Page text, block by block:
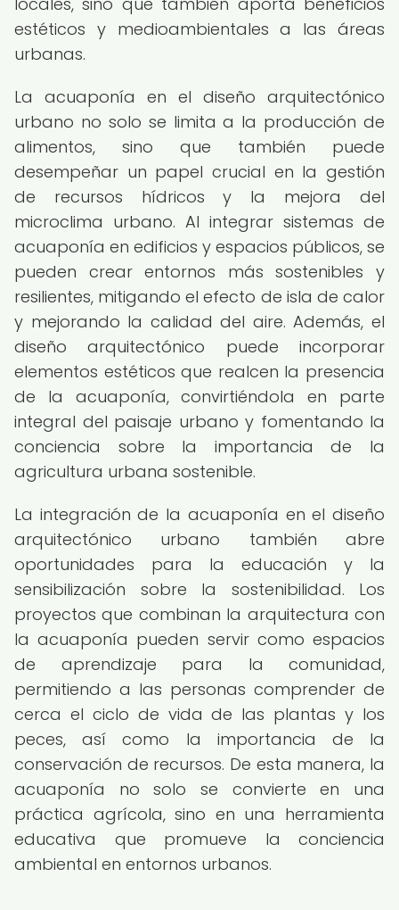
estéticos y medioambientales a las áreas
urbanas.
La acuaponía en el diseño arquitectónico
urbano no solo se limita a la producción de
alimentos, sino que también puede
desempeñar un papel crucial en la gestión
de recursos hídricos y la mejora del
microclima urbano. Al integrar sistemas de
acuaponía en edificios y espacios públicos, se
pueden crear entornos más sostenibles y
resilientes, mitigando el efecto de isla de calor
y mejorando la calidad del aire. Además, el
diseño arquitectónico puede incorporar
elementos estéticos que realcen la presencia
de la acuaponía, convirtiéndola en parte
integral del paisaje urbano y fomentando la
conciencia sobre la importancia de la
agricultura urbana sostenible.
La integración de la acuaponía en el diseño
arquitectónico urbano también abre
oportunidades para la educación y la
sensibilización sobre la sostenibilidad. Los
proyectos que combinan la arquitectura con
la acuaponía pueden servir como espacios
de aprendizaje para la comunidad,
permitiendo a las personas comprender de
cerca el ciclo de vida de las plantas y los
peces, así como la importancia de la
conservación de recursos. De esta manera, la
acuaponía no solo se convierte en una
práctica agrícola, sino en una herramienta
educativa que promueve la conciencia
ambiental en entornos urbanos.